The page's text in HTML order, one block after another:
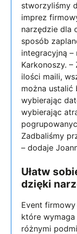
stworzyliśmy
imprez
narzędzie dla
sposób
integracyjną
Karkonoszy.
ilości maili,
można ustalić
wybierając
wybierając
Zadbaliśmy
– dodaje
Ułatw
dzięki
Event
które
różnymi